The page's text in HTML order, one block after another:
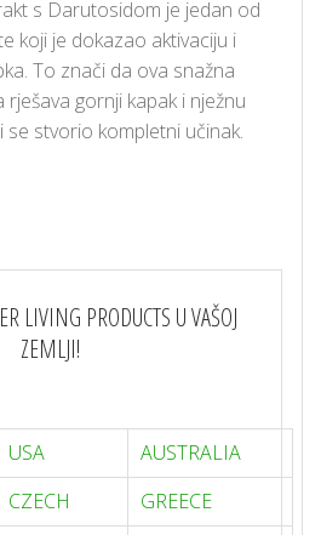
s Darutosidom je jedan od
koji je dokazao aktivaciju i
To znači da ova snažna
gornji kapak i nježnu
se stvorio kompletni učinak.
LIVING PRODUCTS U VAŠOJ
ZEMLJI!
USA
AUSTRALIA
CZECH
GREECE